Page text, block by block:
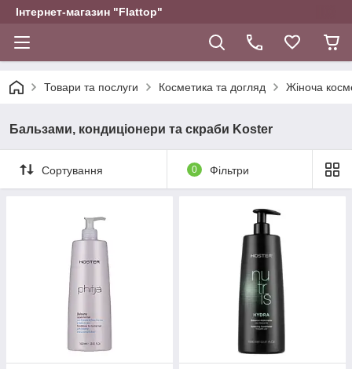
Інтернет-магазин "Flattop"
Товари та послуги Косметика та догляд Жіноча
Бальзами, кондиціонери та скраби Koster
Сортування 0 Фільтри